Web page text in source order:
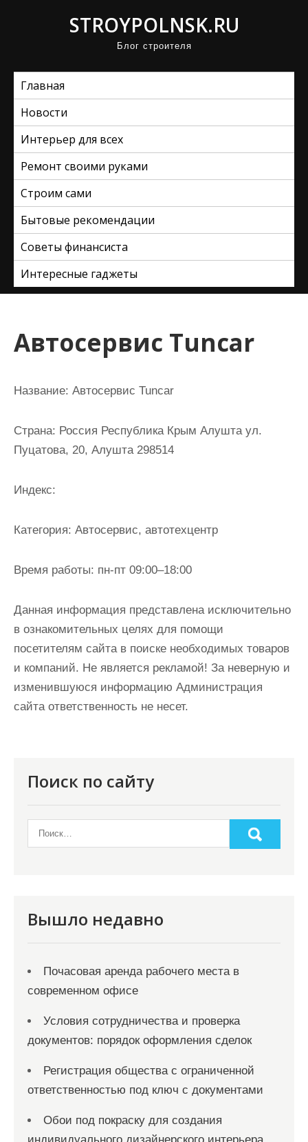
STROYPOLNSK.RU
Блог строителя
Главная
Новости
Интерьер для всех
Ремонт своими руками
Строим сами
Бытовые рекомендации
Советы финансиста
Интересные гаджеты
Автосервис Tuncar
Название: Автосервис Tuncar
Страна: Россия Республика Крым Алушта ул.
Пуцатова, 20, Алушта 298514
Индекс:
Категория: Автосервис, автотехцентр
Время работы: пн-пт 09:00–18:00
Данная информация представлена исключительно
в ознакомительных целях для помощи
посетителям сайта в поиске необходимых товаров
и компаний. Не является рекламой! За неверную и
изменившуюся информацию Администрация
сайта ответственность не несет.
Поиск по сайту
Вышло недавно
Почасовая аренда рабочего места в
современном офисе
Условия сотрудничества и проверка
документов: порядок оформления сделок
Регистрация общества с ограниченной
ответственностью под ключ с документами
Обои под покраску для создания